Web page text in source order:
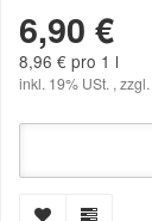
6,90 €
8,96 € pro 1 l
inkl. 19% USt. , zzgl.